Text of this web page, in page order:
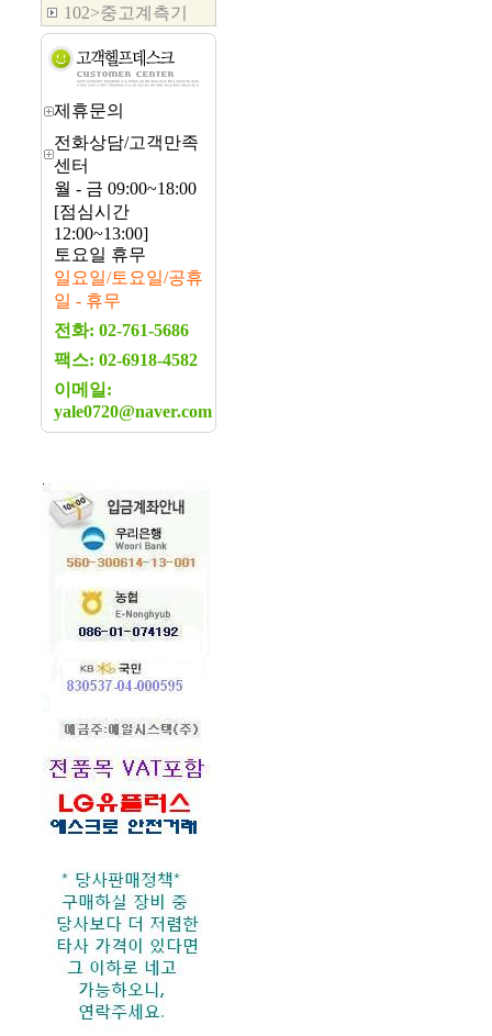
102>중고계측기
제휴문의
전화상담/고객만족
센터
월 - 금 09:00~18:00
[점심시간
12:00~13:00]
토요일 휴무
일요일/토요일/공휴
일 - 휴무
전화: 02-761-5686
팩스: 02-6918-4582
이메일:
yale0720@naver.com